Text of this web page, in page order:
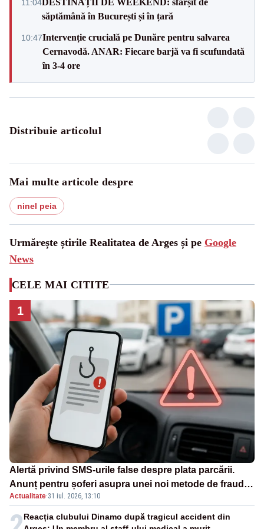
11:04
săptămână în București și în țară
10:47Intervenție crucială pe Dunăre pentru salvarea
Cernavodă. ANAR: Fiecare barjă va fi scufundată
în 3-4 ore
Distribuie articolul
Mai multe articole despre
ninel peia
Urmărește știrile Realitatea de Arges și pe Google
News
CELE MAI CITITE
1
Alertă privind SMS-urile false despre plata parcării.
Anunț pentru șoferi asupra unei noi metode de fraudă
online
Actualitate·31 iul. 2026, 13:10
Reacția clubului Dinamo după tragicul accident din